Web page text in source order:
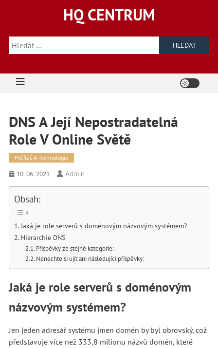
HQ CENTRUM
Vyhledávání
DNS A Její Nepostradatelná
Role V Online Světě
Počítač A Technologie
10. 06. 2021 Admin
Obsah:
Jaká je role serverů s doménovým názvovým systémem?
Hierarchie DNS
Příspěvky ze stejné kategorie:
Nenechte si ujít ani následující příspěvky:
Jaká je role serverů s doménovým
názvovým systémem?
Jen jeden adresář systému jmen domén by byl obrovský, což
představuje více než 333,8 milionu názvů domén, které